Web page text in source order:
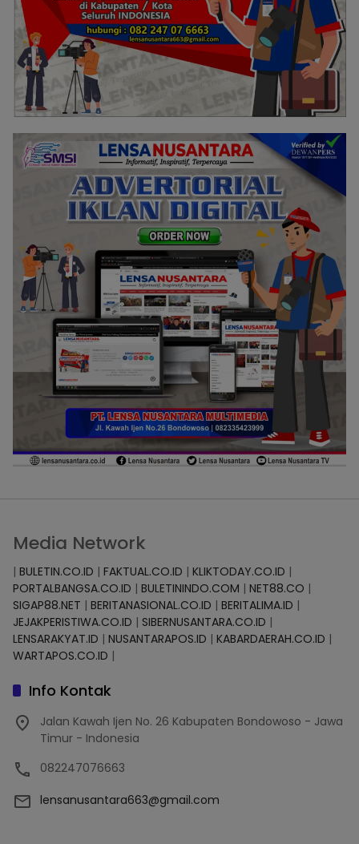
Media Network
| BULETIN.CO.ID | FAKTUAL.CO.ID | KLIKTODAY.CO.ID |
PORTALBANGSA.CO.ID | BULETININDO.COM | NET88.CO |
SIGAP88.NET | BERITANASIONAL.CO.ID | BERITALIMA.ID |
JEJAKPERISTIWA.CO.ID | SIBERNUSANTARA.CO.ID |
LENSARAKYAT.ID | NUSANTARAPOS.ID | KABARDAERAH.CO.ID |
WARTAPOS.CO.ID |
Info Kontak
Jalan Kawah Ijen No. 26 Kabupaten Bondowoso - Jawa
Timur - Indonesia
082247076663
lensanusantara663@gmail.com